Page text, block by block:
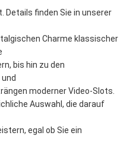
Details finden Sie in unserer
Charme klassischer
bis hin zu den
moderner Video-Slots.
Auswahl, die darauf
egal ob Sie ein